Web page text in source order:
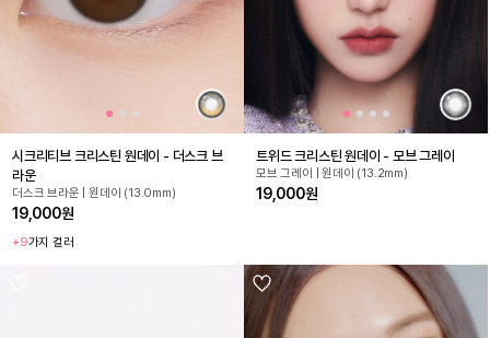
시크리티브 크리스틴 원데이 - 더스크 브
라운
더스크 브라운 | 원데이 (13.0mm)
19,000원
+9가지 컬러
트위드 크리스틴 원데이 - 모브 그레이
모브 그레이 | 원데이 (13.2mm)
19,000원